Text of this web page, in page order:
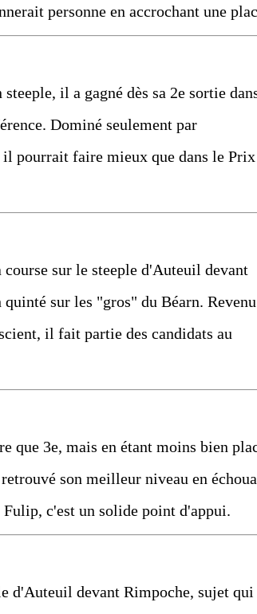
personne en accrochant une
il a gagné dès sa 2e sortie
Dominé seulement par
pourrait faire mieux que dans le Prix
sur le steeple d'Auteuil devant
sur les "gros" du Béarn.
il fait partie des candidats au
que 3e, mais en étant moins bien
son meilleur niveau en
c'est un solide point d'appui.
d'Auteuil devant Rimpoche, sujet qui